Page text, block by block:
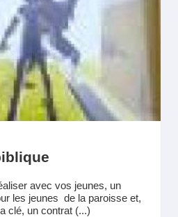
avec vos jeunes, un
les jeunes de la paroisse et,
clé, un contrat (...)